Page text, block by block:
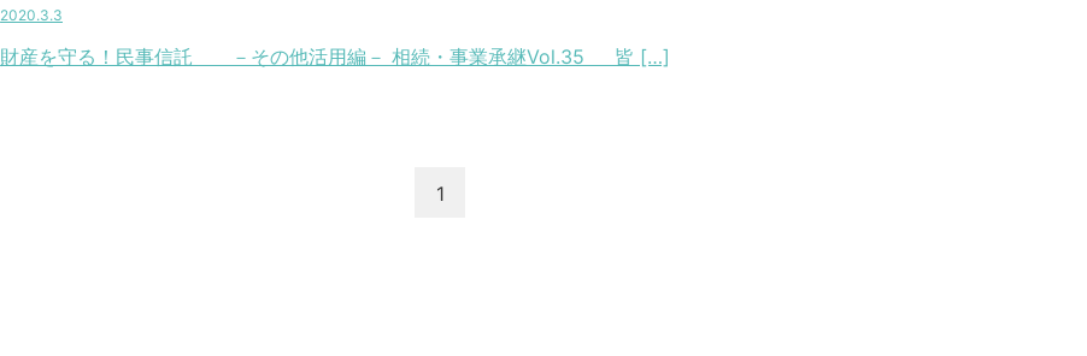
2020.3.3
財産を守る！民事信託 －その他活用編－ 相続・事業承継Vol.35 皆 […]
1